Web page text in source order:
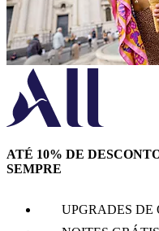
ATÉ 10% DE
SEMPRE
UPGRADES DE